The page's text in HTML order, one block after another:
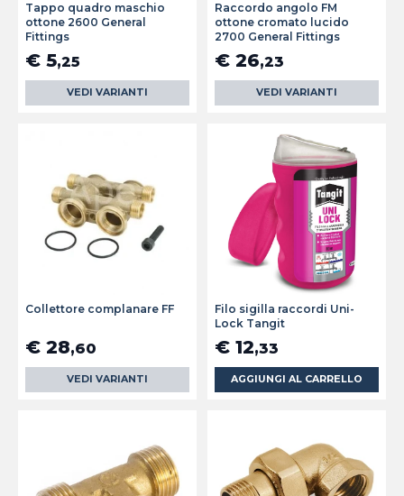
Tappo quadro maschio
ottone 2600 General
Fittings
€ 5,25
VEDI VARIANTI
Raccordo angolo FM
ottone cromato lucido
2700 General Fittings
€ 26,23
VEDI VARIANTI
Collettore complanare FF
€ 28,60
VEDI VARIANTI
Filo sigilla raccordi Uni-
Lock Tangit
€ 12,33
AGGIUNGI AL CARRELLO